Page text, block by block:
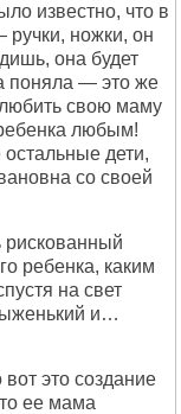
известно, что в
ручки, ножки, он
она будет
поняла — это же
свою маму
любым!
дети,
со своей
рискованный
ребенка, каким
на свет
и…
это создание
ее мама